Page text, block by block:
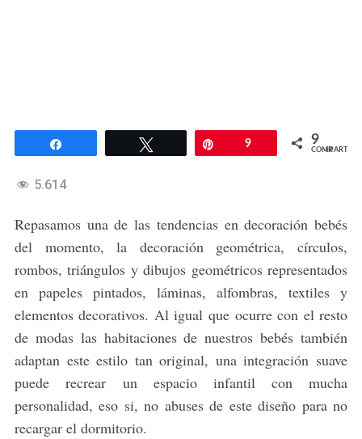
Twittear 9 9
COMPARTIR
5.614
Repasamos una de las tendencias en decoración bebés
del momento, la decoración geométrica, círculos,
rombos, triángulos y dibujos geométricos representados
en papeles pintados, láminas, alfombras, textiles y
elementos decorativos. Al igual que ocurre con el resto
de modas las habitaciones de nuestros bebés también
adaptan este estilo tan original, una integración suave
puede recrear un espacio infantil con mucha
personalidad, eso si, no abuses de este diseño para no
recargar el dormitorio.